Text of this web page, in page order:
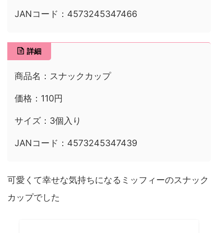
JANコード：4573245347466
詳細
商品名：スナックカップ
価格：110円
サイズ：3個入り
JANコード：4573245347439
可愛くて幸せな気持ちになるミッフィーのスナック
カップでした